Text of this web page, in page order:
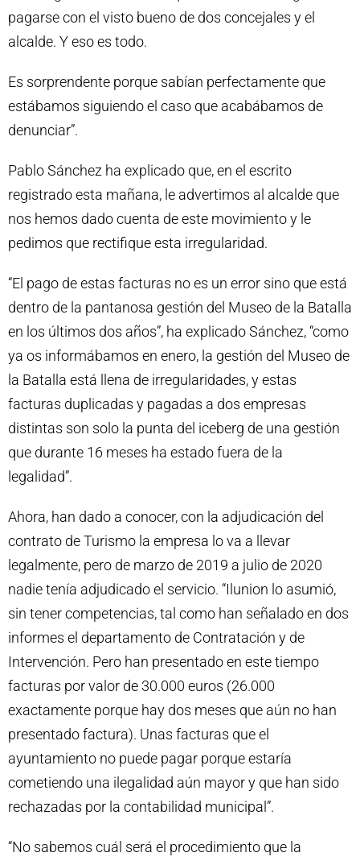
pagarse con el visto bueno de dos concejales y el
alcalde. Y eso es todo.
Es sorprendente porque sabían perfectamente que
estábamos siguiendo el caso que acabábamos de
denunciar”.
Pablo Sánchez ha explicado que, en el escrito
registrado esta mañana, le advertimos al alcalde que
nos hemos dado cuenta de este movimiento y le
pedimos que rectifique esta irregularidad.
“El pago de estas facturas no es un error sino que está
dentro de la pantanosa gestión del Museo de la Batalla
en los últimos dos años”, ha explicado Sánchez, “como
ya os informábamos en enero, la gestión del Museo de
la Batalla está llena de irregularidades, y estas
facturas duplicadas y pagadas a dos empresas
distintas son solo la punta del iceberg de una gestión
que durante 16 meses ha estado fuera de la
legalidad”.
Ahora, han dado a conocer, con la adjudicación del
contrato de Turismo la empresa lo va a llevar
legalmente, pero de marzo de 2019 a julio de 2020
nadie tenía adjudicado el servicio. “Ilunion lo asumió,
sin tener competencias, tal como han señalado en dos
informes el departamento de Contratación y de
Intervención. Pero han presentado en este tiempo
facturas por valor de 30.000 euros (26.000
exactamente porque hay dos meses que aún no han
presentado factura). Unas facturas que el
ayuntamiento no puede pagar porque estaría
cometiendo una ilegalidad aún mayor y que han sido
rechazadas por la contabilidad municipal”.
“No sabemos cuál será el procedimiento que la